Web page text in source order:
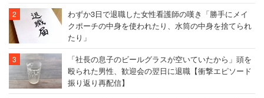
わずか3日で退職した女性看護師の嘆き「勝手にメイ
クポーチの中身を使われたり、水筒の中身を捨てられ
たり」
「社長の息子のビールグラスが空いていたから」頭を
殴られた男性、歓迎会の翌日に退職【衝撃エピソード
振り返り再配信】